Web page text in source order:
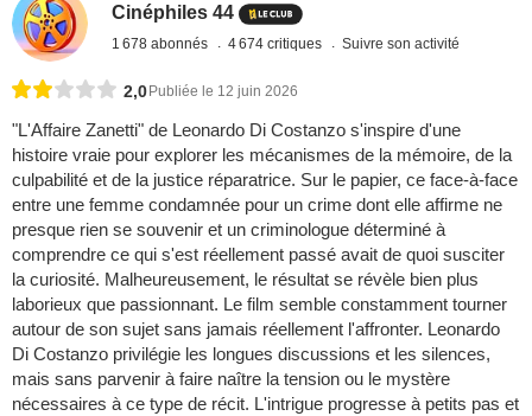
Cinéphiles 44
1 678 abonnés 4 674 critiques Suivre son activité
2,0 Publiée le 12 juin 2026
"L'Affaire Zanetti" de Leonardo Di Costanzo s'inspire d'une
histoire vraie pour explorer les mécanismes de la mémoire, de la
culpabilité et de la justice réparatrice. Sur le papier, ce face-à-face
entre une femme condamnée pour un crime dont elle affirme ne
presque rien se souvenir et un criminologue déterminé à
comprendre ce qui s'est réellement passé avait de quoi susciter
la curiosité. Malheureusement, le résultat se révèle bien plus
laborieux que passionnant. Le film semble constamment tourner
autour de son sujet sans jamais réellement l'affronter. Leonardo
Di Costanzo privilégie les longues discussions et les silences,
mais sans parvenir à faire naître la tension ou le mystère
nécessaires à ce type de récit. L'intrigue progresse à petits pas et